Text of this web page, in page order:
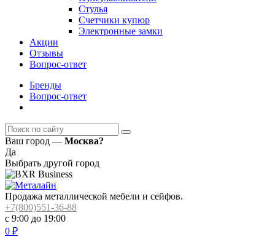
Стулья
Счетчики купюр
Электронные замки
Акции
Отзывы
Вопрос-ответ
Бренды
Вопрос-ответ
Ваш город — Москва?
Да
Выбрать другой город
Продажа металлической мебели и сейфов.
+7(800)551-36-88
с 9:00 до 19:00
0 ₽